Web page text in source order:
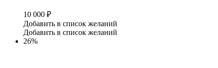
10 000 ₽
Добавить в список желаний
Добавить в список желаний
26%